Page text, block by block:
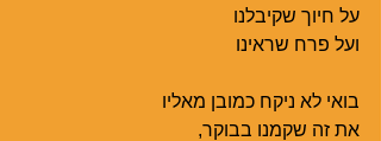
על חיוך שקיבלנו
ועל פרח שראינו
בואי לא ניקח כמובן מאליו
את זה שקמנו בבוקר,